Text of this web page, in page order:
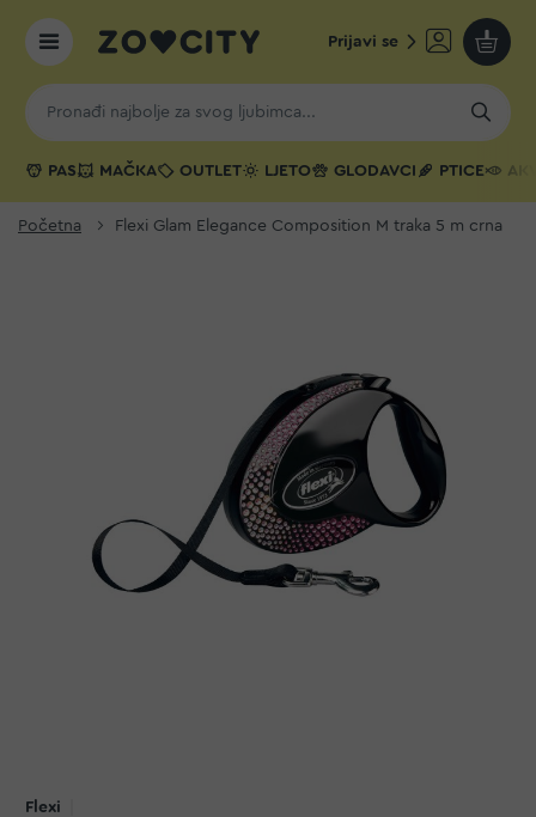
Prijavi se
Moja
PAS MAČKA OUTLET LJETO GLODAVCI PTICE
Početna Flexi Glam Elegance Composition M traka 5 m crna
Flexi